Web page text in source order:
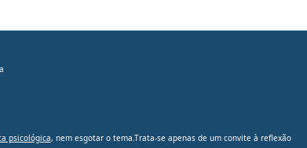
psicológica, nem esgotar o tema.Trata-se apenas de um convite à reflexão